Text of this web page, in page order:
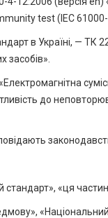
test (IEC 61000-
в Україні, — ТК
засобів».
до
«ця